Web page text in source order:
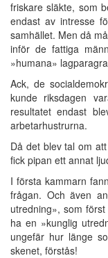
friskare släkte, som
endast av intresse
samhället. Men då
inför de fattiga
»humana»
Ack, de
kunde riksdagen
resultatet endast
arbetarhustrurna.
Då det blev tal om
fick pipan ett annat
I första kammarn
frågan. Och även
utredning», som
ha en »kunglig
ungefär hur länge
skenet, förstås!